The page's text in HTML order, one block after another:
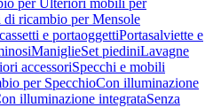
per Ulteriori mobili per
di ricambio per Mensole
e portaoggettiPortasalviette e
ManiglieSet piediniLavagne
accessoriSpecchi e mobili
per SpecchioCon illuminazione
illuminazione integrataSenza